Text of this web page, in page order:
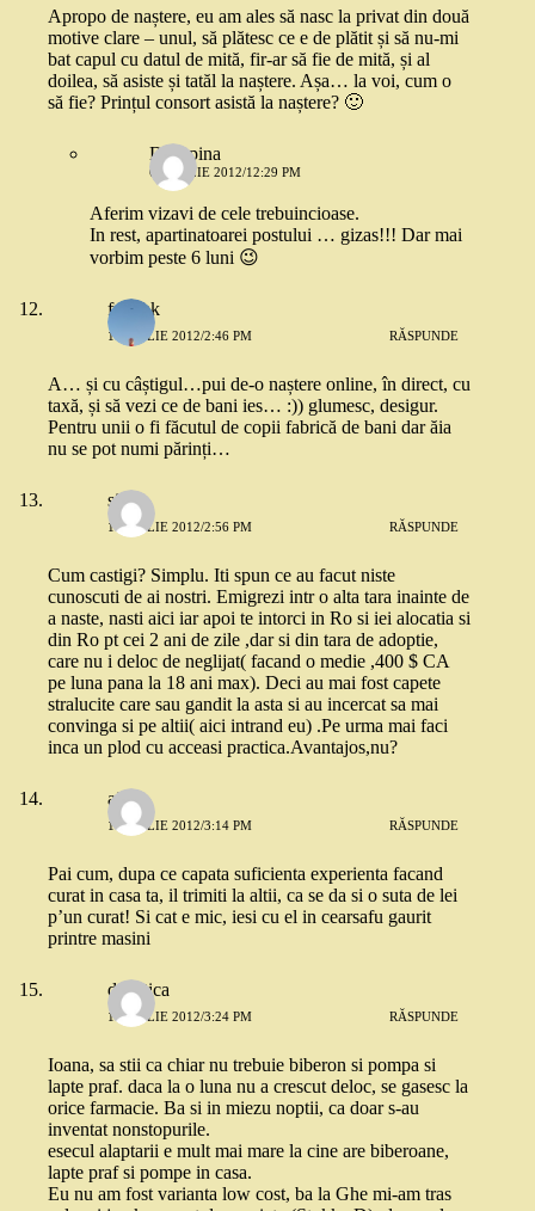
Apropo de naștere, eu am ales să nasc la privat din două
motive clare – unul, să plătesc ce e de plătit și să nu-mi
bat capul cu datul de mită, fir-ar să fie de mită, și al
doilea, să asiste și tatăl la naștere. Așa… la voi, cum o
să fie? Prințul consort asistă la naștere? 🙂
Droopina
6 APRILIE 2012/12:29 PM
Aferim vizavi de cele trebuincioase.
In rest, apartinatoarei postului … gizas!!! Dar mai
vorbim peste 6 luni 😉
frmshk
1 APRILIE 2012/2:46 PM RĂSPUNDE
A… și cu câștigul…pui de-o naștere online, în direct, cu
taxă, și să vezi ce de bani ies… :)) glumesc, desigur.
Pentru unii o fi făcutul de copii fabrică de bani dar ăia
nu se pot numi părinți…
silvia
1 APRILIE 2012/2:56 PM RĂSPUNDE
Cum castigi? Simplu. Iti spun ce au facut niste
cunoscuti de ai nostri. Emigrezi intr o alta tara inainte de
a naste, nasti aici iar apoi te intorci in Ro si iei alocatia si
din Ro pt cei 2 ani de zile ,dar si din tara de adoptie,
care nu i deloc de neglijat( facand o medie ,400 $ CA
pe luna pana la 18 ani max). Deci au mai fost capete
stralucite care sau gandit la asta si au incercat sa mai
convinga si pe altii( aici intrand eu) .Pe urma mai faci
inca un plod cu acceasi practica.Avantajos,nu?
aida
1 APRILIE 2012/3:14 PM RĂSPUNDE
Pai cum, dupa ce capata suficienta experienta facand
curat in casa ta, il trimiti la altii, ca se da si o suta de lei
p’un curat! Si cat e mic, iesi cu el in cearsafu gaurit
printre masini
degetica
1 APRILIE 2012/3:24 PM RĂSPUNDE
Ioana, sa stii ca chiar nu trebuie biberon si pompa si
lapte praf. daca la o luna nu a crescut deloc, se gasesc la
orice farmacie. Ba si in miezu noptii, ca doar s-au
inventat nonstopurile.
esecul alaptarii e mult mai mare la cine are biberoane,
lapte praf si pompe in casa.
Eu nu am fost varianta low cost, ba la Ghe mi-am tras